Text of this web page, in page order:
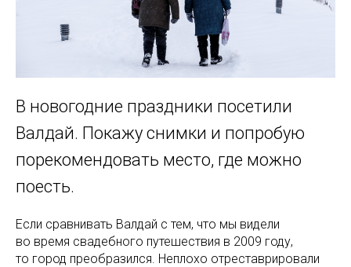
В новогодние праздники посетили
Валдай. Покажу снимки и попробую
порекомендовать место, где можно
поесть.
Если сравнивать Валдай с тем, что мы видели
во время свадебного путешествия в 2009 году,
то город преобразился. Неплохо отреставрировали